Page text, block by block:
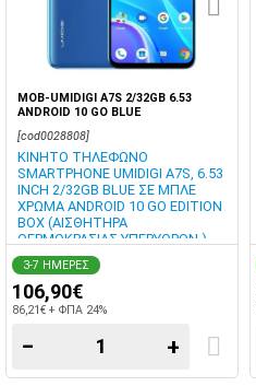
MOB-UMIDIGI A7S 2/32GB 6.53
ANDROID 10 GO BLUE
[cod0028808]
ΚΙΝΗΤΟ ΤΗΛΕΦΩΝΟ
SMARTPHONE UMIDIGI A7S, 6.53
INCH 2/32GB BLUE ΣΕ ΜΠΛΕ
ΧΡΩΜΑ ANDROID 10 GO EDITION
BOX (ΑΙΣΘΗΤΗΡΑ
ΘΕΡΜΟΚΡΑΣΙΑΣ ΥΠΕΡΥΘΡΩΝ )
3-7 ΗΜΕΡΕΣ
106,90€
86,21€ + ΦΠΑ 24%
− +